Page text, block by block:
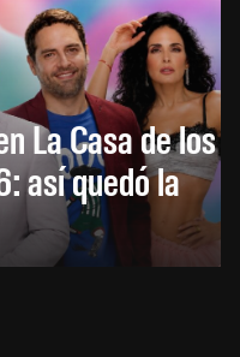
La Casa de los
así quedó la